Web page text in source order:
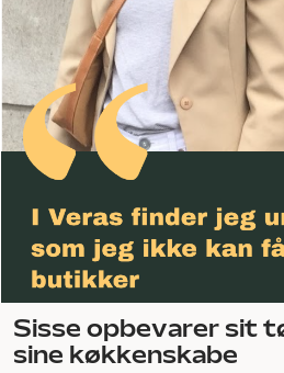
Sisse opbevarer sit
sine køkkenskabe